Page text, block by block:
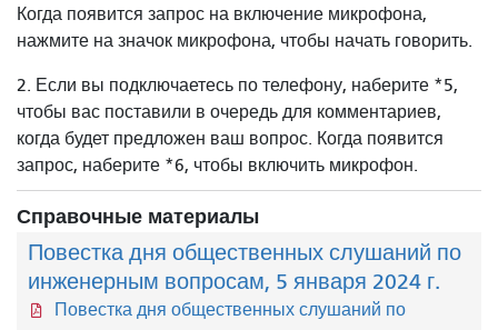
Когда появится запрос на включение микрофона,
нажмите на значок микрофона, чтобы начать говорить.
2. Если вы подключаетесь по телефону, наберите *5,
чтобы вас поставили в очередь для комментариев,
когда будет предложен ваш вопрос. Когда появится
запрос, наберите *6, чтобы включить микрофон.
Справочные материалы
Повестка дня общественных слушаний по
инженерным вопросам, 5 января 2024 г.
Повестка дня общественных слушаний по